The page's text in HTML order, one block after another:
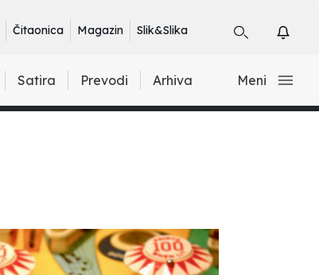
Čitaonica Magazin Slik&Slika
Satira Prevodi Arhiva Meni